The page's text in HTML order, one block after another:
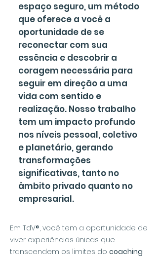
espaço seguro, um método
que oferece a você a
oportunidade de se
reconectar com sua
essência e descobrir a
coragem necessária para
seguir em direção a uma
vida com sentido e
realização. Nosso trabalho
tem um impacto profundo
nos níveis pessoal, coletivo
e planetário, gerando
transformações
significativas, tanto no
âmbito privado quanto no
empresarial.
Em TdV®, você tem a oportunidade de
viver experiências únicas que
transcendem os limites do coaching